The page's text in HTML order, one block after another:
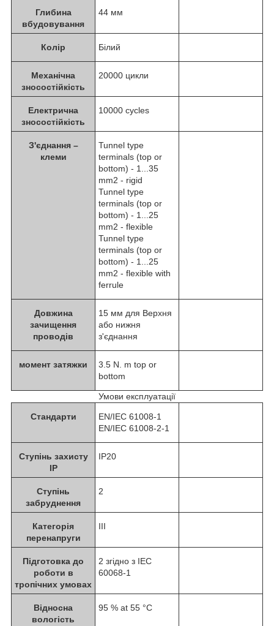
Глибина
вбудовування
44 мм
Колір Білий
Механічна
зносостійкість
20000 цикли
Електрична
зносостійкість
10000 cycles
З'єднання –
клеми
Tunnel type
terminals (top or
bottom) - 1...35
mm2 - rigid
Tunnel type
terminals (top or
bottom) - 1...25
mm2 - flexible
Tunnel type
terminals (top or
bottom) - 1...25
mm2 - flexible with
ferrule
Довжина
зачищення
проводів
15 мм для Верхня
або нижня
з'єднання
момент затяжки
3.5 N. m top or
bottom
Умови експлуатації
Стандарти
EN/IEC 61008-1
EN/IEC 61008-2-1
Ступінь захисту
IP
IP20
Ступінь
забруднення
2
Категорія
перенапруги
III
Підготовка до
роботи в
тропічних умовах
2 згідно з IEC
60068-1
Відносна
вологість
95 % at 55 °C